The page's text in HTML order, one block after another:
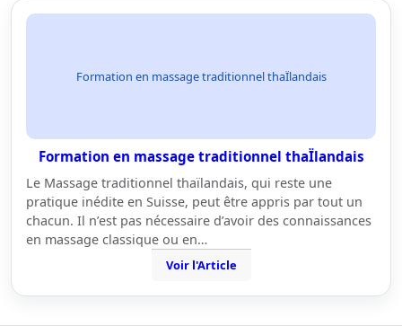
Formation en massage traditionnel thaÏlandais
Formation en massage traditionnel thaÏlandais
Le Massage traditionnel thaïlandais, qui reste une
pratique inédite en Suisse, peut être appris par tout un
chacun. Il n’est pas nécessaire d’avoir des connaissances
en massage classique ou en…
Voir l'Article